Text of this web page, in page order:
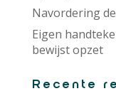
Navordering
Eigen
bewijst opzet
Recente